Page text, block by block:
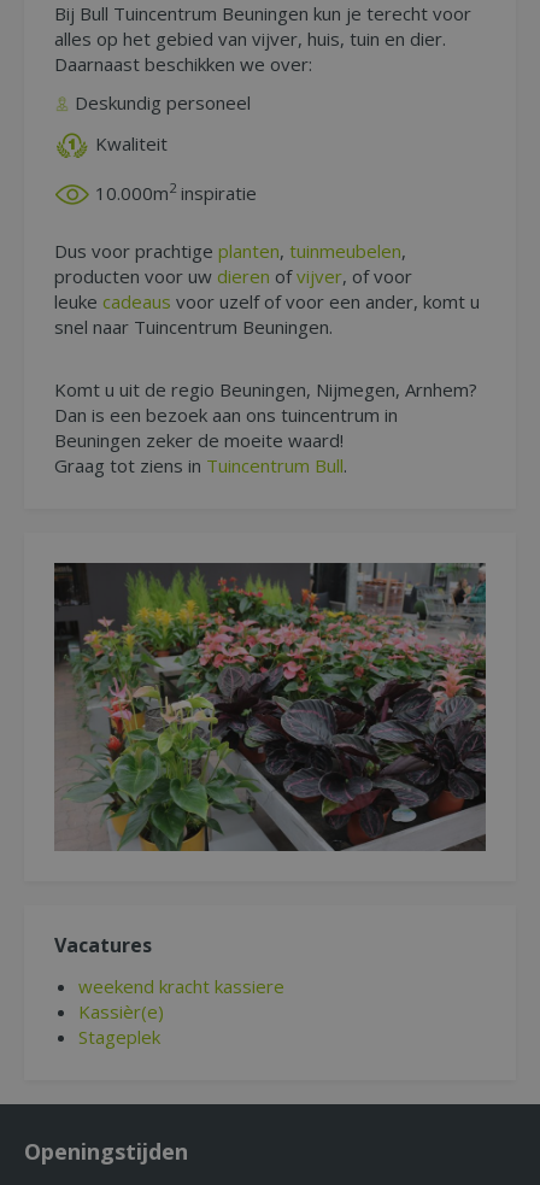
Bij Bull Tuincentrum Beuningen kun je terecht voor
alles op het gebied van vijver, huis, tuin en dier.
Daarnaast beschikken we over:
Deskundig personeel
Kwaliteit
10.000m2 inspiratie
Dus voor prachtige planten, tuinmeubelen,
producten voor uw dieren ofvijver, of voor
leuke cadeaus voor uzelf of voor een ander, komt u
snel naar Tuincentrum Beuningen.
Komt u uit de regio Beuningen, Nijmegen, Arnhem?
Dan is een bezoek aan ons tuincentrum in
Beuningen zeker de moeite waard!
Graag tot ziens in Tuincentrum Bull.
Vacatures
weekend kracht kassiere
Kassièr(e)
Stageplek
Openingstijden